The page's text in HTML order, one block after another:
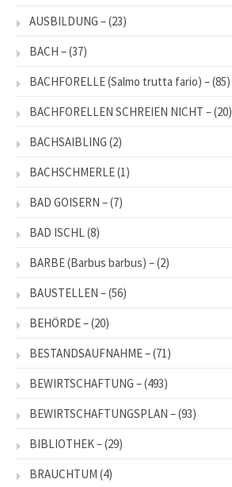
AUSBILDUNG –(23)
BACH –(37)
BACHFORELLE (Salmo trutta fario) –(85)
BACHFORELLEN SCHREIEN NICHT –(20)
BACHSAIBLING (2)
BACHSCHMERLE(1)
BAD GOISERN –(7)
BAD ISCHL(8)
BARBE (Barbus barbus) –(2)
BAUSTELLEN –(56)
BEHÖRDE –(20)
BESTANDSAUFNAHME –(71)
BEWIRTSCHAFTUNG –(493)
BEWIRTSCHAFTUNGSPLAN –(93)
BIBLIOTHEK –(29)
BRAUCHTUM (4)